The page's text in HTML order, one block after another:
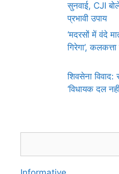
सुनवाई, CJI
प्रभावी उपाय
‘मदरसों में वंदे
गिरेगा’,
शिवसेना विवाद:
‘विधायक दल